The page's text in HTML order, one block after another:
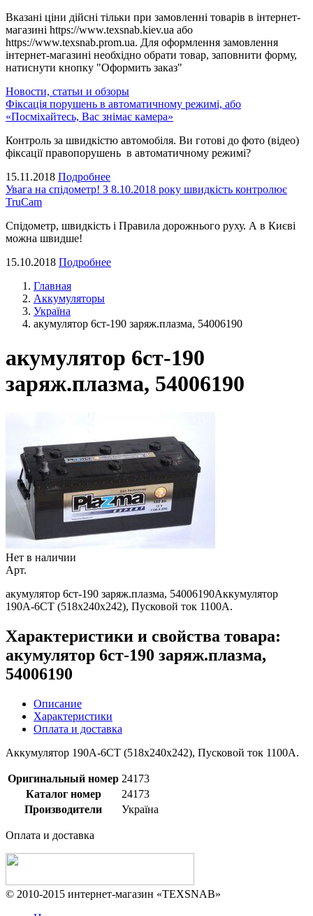
Вказані ціни дійсні тільки при замовленні товарів в інтернет-
магазині https://www.texsnab.kiev.ua або
https://www.texsnab.prom.ua. Для оформлення замовлення
інтернет-магазині необхідно обрати товар, заповнити форму,
натиснути кнопку "Оформить заказ"
Новости, статьи и обзоры
Фіксація порушень в автоматичному режимі, або
«Посміхайтесь, Вас знімає камера»
Контроль за швидкістю автомобіля. Ви готові до фото (відео)
фіксації правопорушень в автоматичному режимі?
15.11.2018 Подробнее
Увага на спідометр! З 8.10.2018 року швидкість контролює
TruCam
Спідометр, швидкість і Правила дорожнього руху. А в Києві
можна швидше!
15.10.2018 Подробнее
Главная
Аккумуляторы
Україна
акумулятор 6ст-190 заряж.плазма, 54006190
акумулятор 6ст-190
заряж.плазма, 54006190
Нет в наличии
Арт.
акумулятор 6ст-190 заряж.плазма, 54006190Аккумулятор
190А-6СТ (518х240х242), Пусковой ток 1100А.
Характеристики и свойства товара:
акумулятор 6ст-190 заряж.плазма,
54006190
Описание
Характеристики
Оплата и доставка
Аккумулятор 190А-6СТ (518х240х242), Пусковой ток 1100А.
Оригинальный номер 24173
Каталог номер
24173
Производители
Україна
Оплата и доставка
© 2010-2015 интернет-магазин «TEXSNAB»